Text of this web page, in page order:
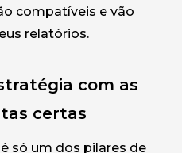
compatíveis e vão
relatórios.
com as
certas
só um dos pilares de